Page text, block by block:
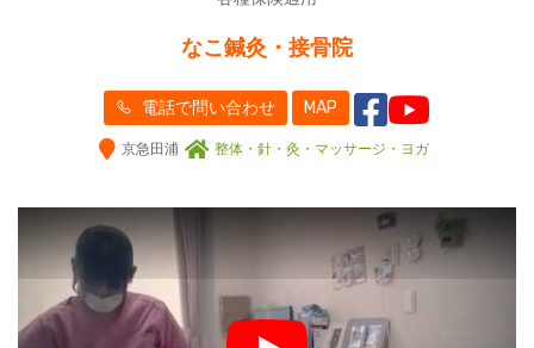
なこ鍼灸・接骨院
電話で問い合わせ MAP
京急田浦 整体・針・灸・マッサージ・ヨガ